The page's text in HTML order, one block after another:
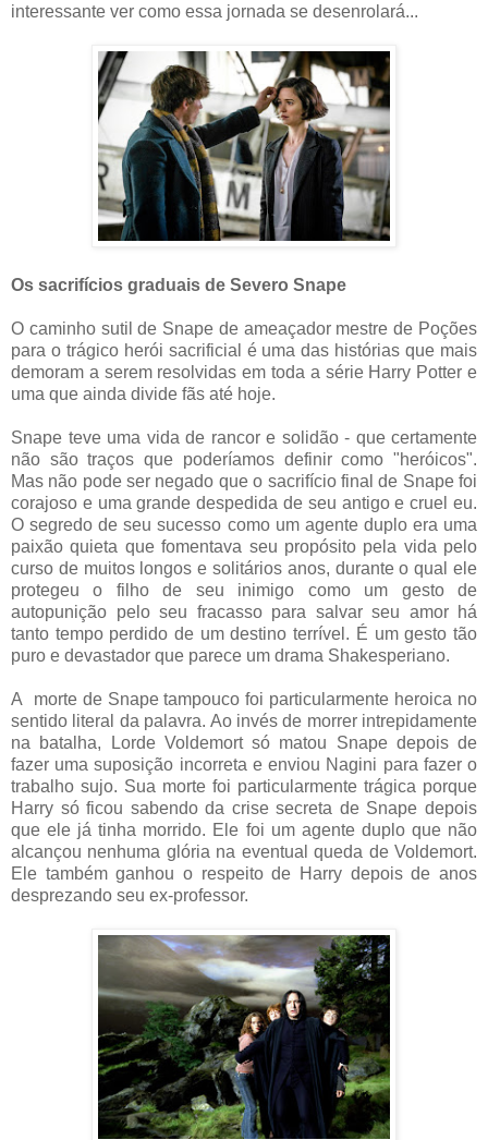
interessante ver como essa jornada se desenrolará...
Os sacrifícios graduais de Severo Snape
O caminho sutil de Snape de ameaçador mestre de Poções
para o trágico herói sacrificial é uma das histórias que mais
demoram a serem resolvidas em toda a série Harry Potter e
uma que ainda divide fãs até hoje.
Snape teve uma vida de rancor e solidão - que certamente
não são traços que poderíamos definir como "heróicos".
Mas não pode ser negado que o sacrifício final de Snape foi
corajoso e uma grande despedida de seu antigo e cruel eu.
O segredo de seu sucesso como um agente duplo era uma
paixão quieta que fomentava seu propósito pela vida pelo
curso de muitos longos e solitários anos, durante o qual ele
protegeu o filho de seu inimigo como um gesto de
autopunição pelo seu fracasso para salvar seu amor há
tanto tempo perdido de um destino terrível. É um gesto tão
puro e devastador que parece um drama Shakesperiano.
A morte de Snape tampouco foi particularmente heroica no
sentido literal da palavra. Ao invés de morrer intrepidamente
na batalha, Lorde Voldemort só matou Snape depois de
fazer uma suposição incorreta e enviou Nagini para fazer o
trabalho sujo. Sua morte foi particularmente trágica porque
Harry só ficou sabendo da crise secreta de Snape depois
que ele já tinha morrido. Ele foi um agente duplo que não
alcançou nenhuma glória na eventual queda de Voldemort.
Ele também ganhou o respeito de Harry depois de anos
desprezando seu ex-professor.